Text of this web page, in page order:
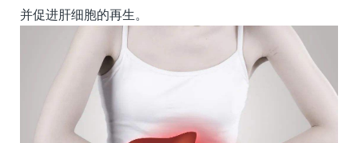
并促进肝细胞的再生。